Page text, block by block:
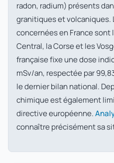
radon, radium) présents
granitiques et volcaniques.
concernées en France sont
Central, la Corse et les
française fixe une dose
mSv/an, respectée par
le dernier bilan national.
chimique est également
directive européenne.
connaître précisément sa